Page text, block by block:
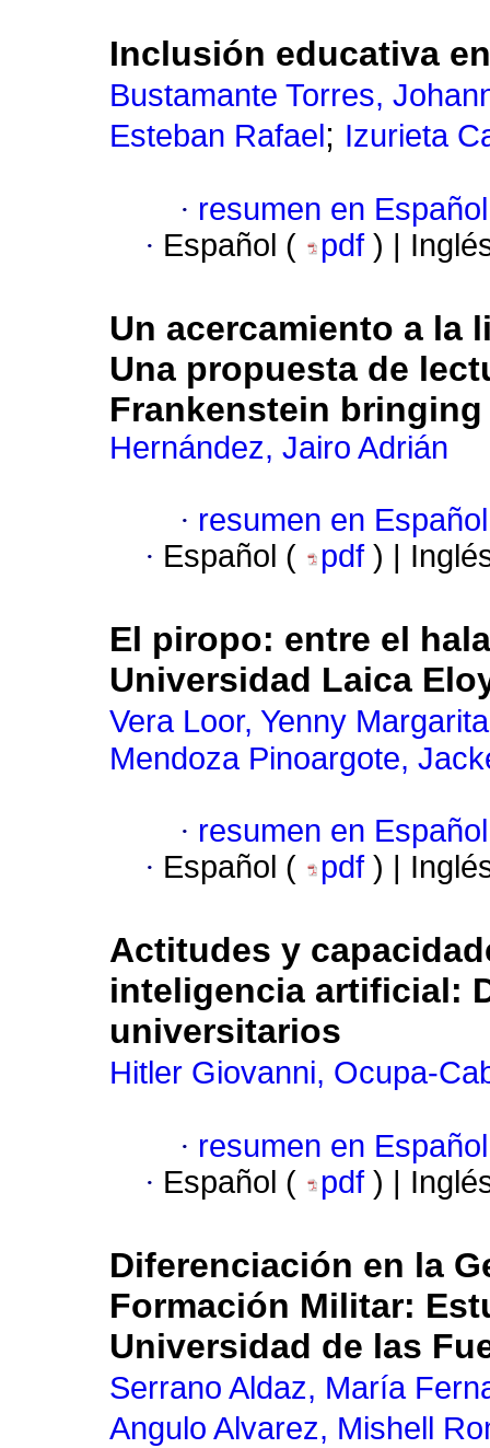
Inclusión educativa
Bustamante Torres,
Esteban Rafael ; Izurieta
· resumen en Español
· Español ( pdf ) |
Un acercamiento a la
Una propuesta de
Frankenstein bringing
Hernández, Jairo Adrián
· resumen en Español
· Español ( pdf ) |
El piropo: entre el
Universidad Laica
Vera Loor, Yenny Margarita
Mendoza Pinoargote,
· resumen en Español
· Español ( pdf ) |
Actitudes y
inteligencia artificial:
universitarios
Hitler Giovanni, Ocupa-
· resumen en Español
· Español ( pdf ) |
Diferenciación en la
Formación Militar:
Universidad de las
Serrano Aldaz, María
Angulo Alvarez, Mishell